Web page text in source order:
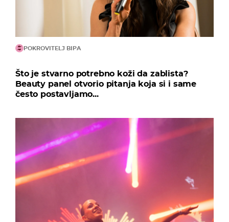
POKROVITELJ BIPA
Što je stvarno potrebno koži da zablista?
Beauty panel otvorio pitanja koja si i same
često postavljamo...